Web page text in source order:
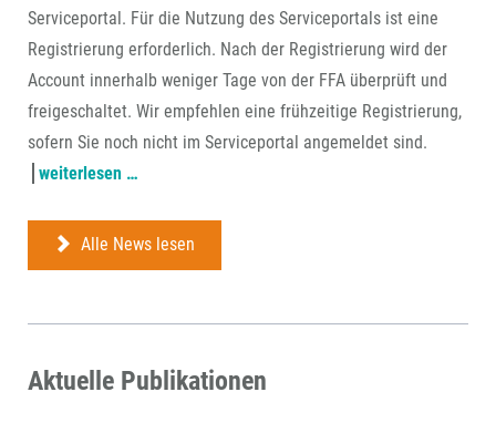
Serviceportal. Für die Nutzung des Serviceportals ist eine
Registrierung erforderlich. Nach der Registrierung wird der
Account innerhalb weniger Tage von der FFA überprüft und
freigeschaltet. Wir empfehlen eine frühzeitige Registrierung,
sofern Sie noch nicht im Serviceportal angemeldet sind.
weiterlesen …antragstellung
22.
juli
ffa-
Alle News lesen
Aktuelle Publikationen